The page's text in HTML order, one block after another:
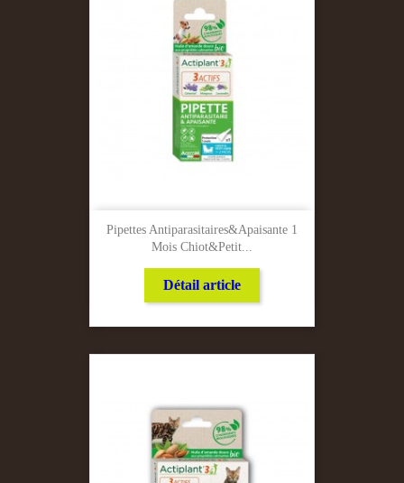
Pipettes Antiparasitaires&apaisante 1
Mois Chiot&petit...
Détail article